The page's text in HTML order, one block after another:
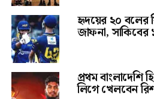
হৃদয়ের ২০ বলের
জাফনা,
প্রথম বাংলাদেশি
লিগে খেলবেন